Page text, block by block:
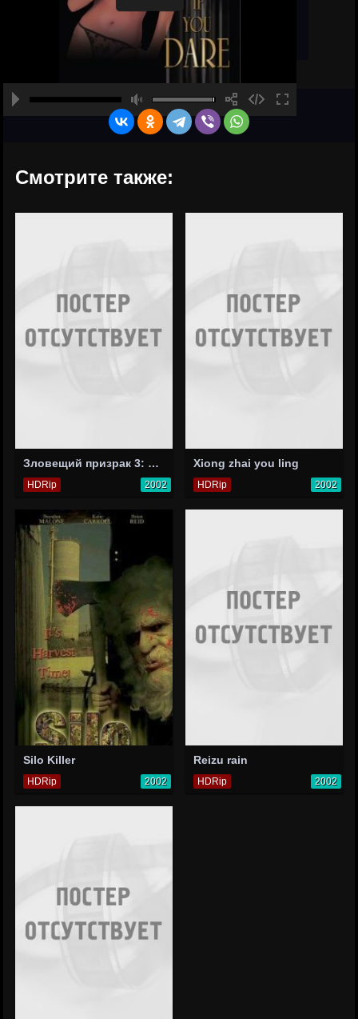
Смотрите также:
Зловещий призрак 3: Одержимость
HDRip 2002
Xiong zhai you ling
HDRip 2002
Silo Killer
HDRip 2002
Reizu rain
HDRip 2002